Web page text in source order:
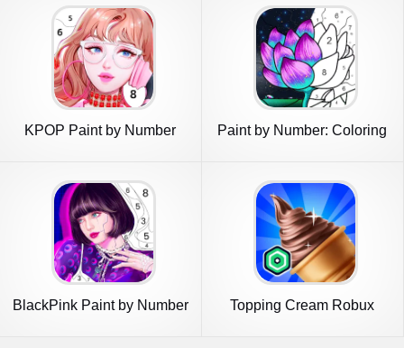
KPOP Paint by Number
Paint by Number: Coloring
BlackPink Paint by Number
Topping Cream Robux